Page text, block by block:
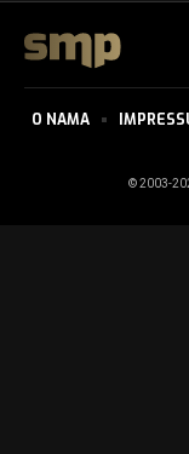
© 2003-
O NAMA